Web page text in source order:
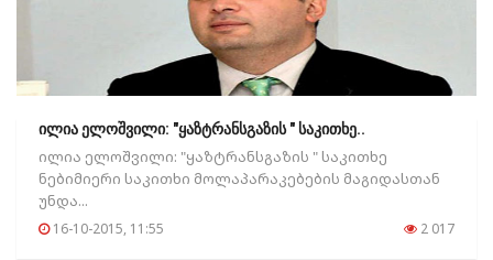
ილია ელოშვილი: "ყაზტრანსგაზის " საკითხე..
ილია ელოშვილი: "ყაზტრანსგაზის " საკითხე
ნებიმიერი საკითხი მოლაპარაკებების მაგიდასთან
უნდა...
16-10-2015, 11:55 2 017